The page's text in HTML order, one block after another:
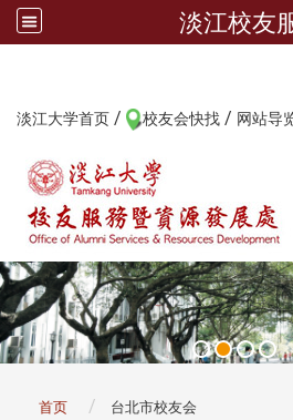
淡江校友
淡江大学首页 / 校友会快找 / 网站导
首页 台北市校友会